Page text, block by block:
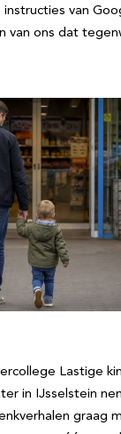
instructies van
van ons dat
Lastige
in IJsselstein
graag